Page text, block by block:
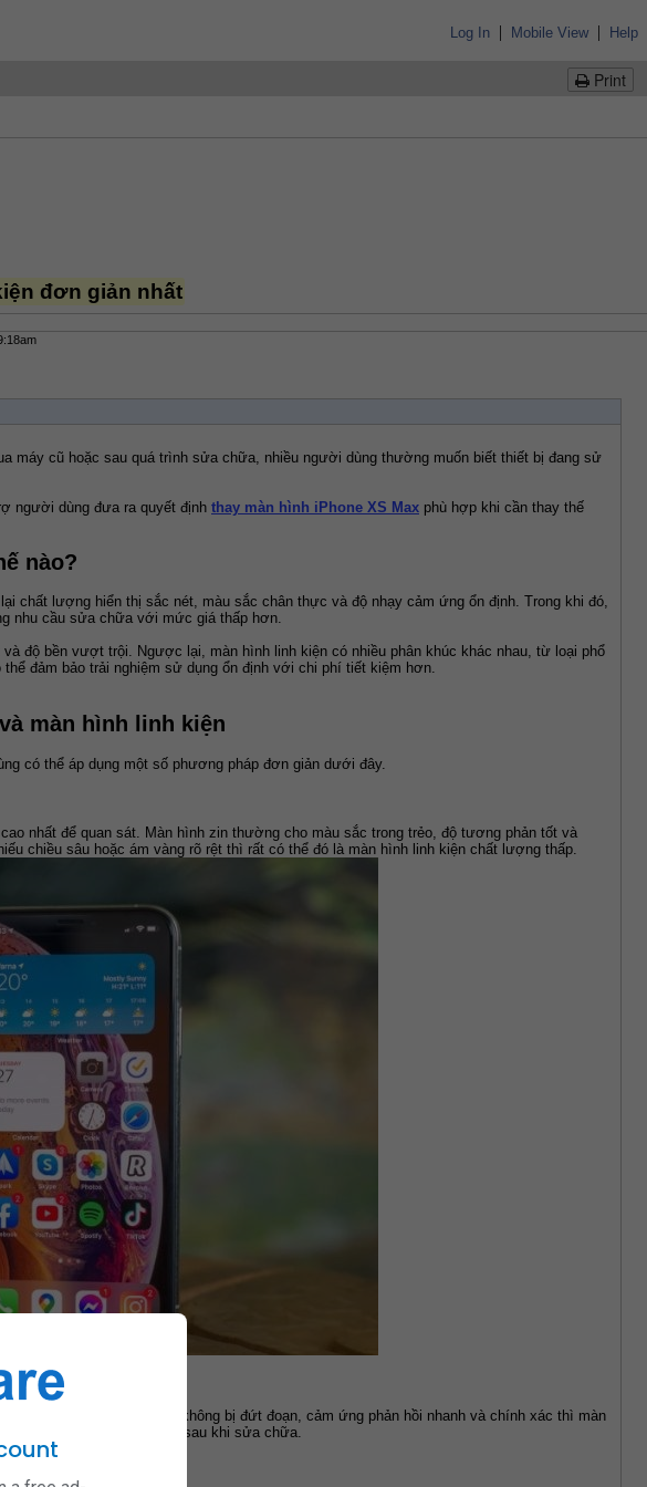
Log In | Mobile View | Help
Print
đơn giản nhất
máy cũ hoặc sau quá trình sửa chữa, nhiều người dùng thường muốn biết thiết bị đang sử
người dùng đưa ra quyết định thay màn hình iPhone XS Max phù hợp khi cần thay thế
nào?
chất lượng hiển thị sắc nét, màu sắc chân thực và độ nhạy cảm ứng ổn định. Trong khi đó,
nhu cầu sửa chữa với mức giá thấp hơn.
độ bền vượt trội. Ngược lại, màn hình linh kiện có nhiều phân khúc khác nhau, từ loại phổ
đảm bảo trải nghiệm sử dụng ổn định với chi phí tiết kiệm hơn.
màn hình linh kiện
có thể áp dụng một số phương pháp đơn giản dưới đây.
nhất để quan sát. Màn hình zin thường cho màu sắc trong trẻo, độ tương phản tốt và
chiều sâu hoặc ám vàng rõ rệt thì rất có thể đó là màn hình linh kiện chất lượng thấp.
hình. Nếu các nét vẽ không bị đứt đoạn, cảm ứng phản hồi nhanh và chính xác thì màn
giá chất lượng màn hình sau khi sửa chữa.